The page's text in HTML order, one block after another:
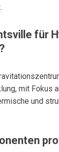
für
mit Fokus
und